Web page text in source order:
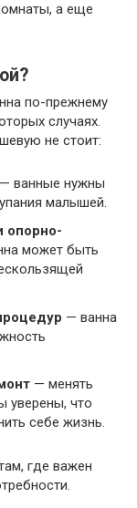
а еще
по-прежнему
случаях.
не стоит:
— ванные нужны
малышей.
опорно-
может быть
— ванна
— менять
уверены, что
себе жизнь.
где важен